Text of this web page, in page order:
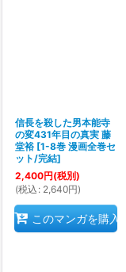
信長を殺した男本能寺
の変431年目の真実 藤
堂裕 [1-8巻 漫画全巻セ
ット/完結]
2,400円(税別)
(税込 : 2,640円)
このマンガを購入